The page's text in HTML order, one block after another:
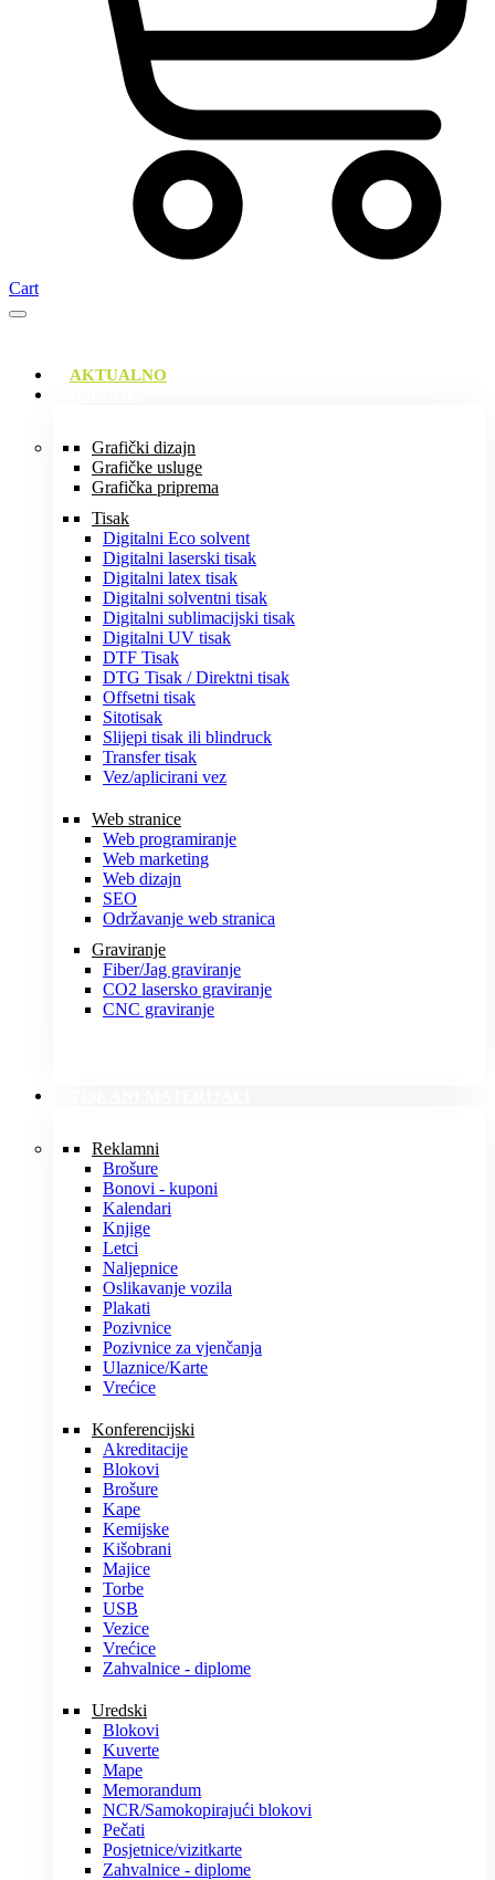
Cart
AKTUALNO
Grafički dizajn
Grafičke usluge
Grafička priprema
Tisak
Digitalni Eco solvent
Digitalni laserski tisak
Digitalni latex tisak
Digitalni solventni tisak
Digitalni sublimacijski tisak
Digitalni UV tisak
DTF Tisak
DTG Tisak / Direktni tisak
Offsetni tisak
Sitotisak
Slijepi tisak ili blindruck
Transfer tisak
Vez/aplicirani vez
Web stranice
Web programiranje
Web marketing
Web dizajn
SEO
Održavanje web stranica
Graviranje
Fiber/Jag graviranje
CO2 lasersko graviranje
CNC graviranje
Reklamni
Brošure
Bonovi - kuponi
Kalendari
Knjige
Letci
Naljepnice
Oslikavanje vozila
Plakati
Pozivnice
Pozivnice za vjenčanja
Ulaznice/Karte
Vrećice
Konferencijski
Akreditacije
Blokovi
Brošure
Kape
Kemijske
Kišobrani
Majice
Torbe
USB
Vezice
Vrećice
Zahvalnice - diplome
Uredski
Blokovi
Kuverte
Mape
Memorandum
NCR/Samokopirajući blokovi
Pečati
Posjetnice/vizitkarte
Zahvalnice - diplome